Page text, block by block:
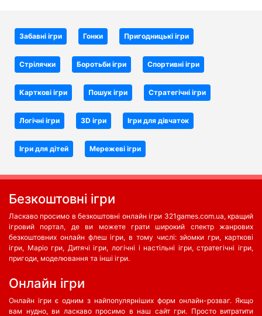
Забавні ігри Гонки Пригодницькі ігри
Стрілячки Боротьби iгри Спортивні ігри
Карткові ігри Пошук ігри Стратегічні ігри
Логічні ігри 3D ігри Ігри для дівчаток
Ігри для дітей Мережеві ігри
Безкоштовні ігри
Ласкаво просимо в безкоштовні онлайн ігри 321games.com.ua, кращий
ігровий портал, де ви можете грати широкий спектр жанрових
безкоштовних онлайн флеш ігри, в тому числі: зйомки гри, карткові
ігри, Маріо гри, Дитячі ігри, логічні і настільні ігри, стратегічні ігри,
пригоди, моделювання та інші ігри.
Oнлайн ігри
Онлайн ігри є одним з найпопулярніших форм онлайн-розваг. Якщо
вам нудно, ви ласкаво просимо в наш сайт гри. Просто витратити